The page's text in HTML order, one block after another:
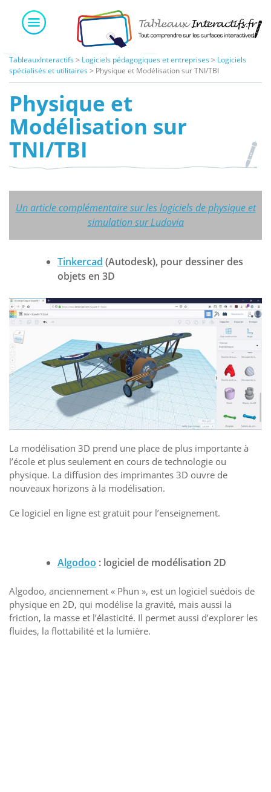
content
TableauxInteractifs > Logiciels pédagogiques et entreprises > Logiciels
spécialisés et utilitaires > Physique et Modélisation sur TNI/TBI
Physique et
Modélisation sur
TNI/TBI
Un article complémentaire sur les logiciels de physique et
simulation sur Ludovia
Tinkercad (Autodesk), pour dessiner des
objets en 3D
La modélisation 3D prend une place de plus importante à
l’école et plus seulement en cours de technologie ou
physique. La diffusion des imprimantes 3D ouvre de
nouveaux horizons à la modélisation.
Ce logiciel en ligne est gratuit pour l’enseignement.
Algodoo : logiciel de modélisation 2D
Algodoo, anciennement « Phun », est un logiciel suédois de
physique en 2D, qui modélise la gravité, mais aussi la
friction, la masse et l’élasticité. Il permet aussi d’explorer les
fluides, la flottabilité et la lumière.